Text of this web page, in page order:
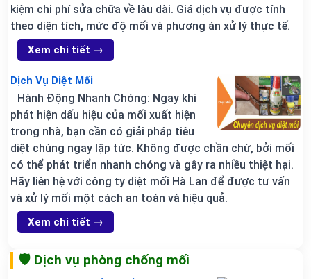
kiệm chi phí sửa chữa về lâu dài. Giá dịch vụ được tính
theo diện tích, mức độ mối và phương án xử lý thực tế.
Xem chi tiết →
Dịch Vụ Diệt Mối
Hành Động Nhanh Chóng: Ngay khi
phát hiện dấu hiệu của mối xuất hiện
trong nhà, bạn cần có giải pháp tiêu
diệt chúng ngay lập tức. Không được chần chừ, bởi mối
có thể phát triển nhanh chóng và gây ra nhiều thiệt hại.
Hãy liên hệ với công ty diệt mối Hà Lan để được tư vấn
và xử lý mối một cách an toàn và hiệu quả.
Xem chi tiết →
🛡️ Dịch vụ phòng chống mối